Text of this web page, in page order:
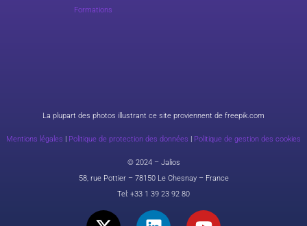
Formations
La plupart des photos illustrant ce site proviennent de freepik.com
Mentions légales Politique de protection des données Politique de gestion des cookies
© 2024 – Jalios
58, rue Pottier – 78150 Le Chesnay – France
Tel: +33 1 39 23 92 80
X
L
Y